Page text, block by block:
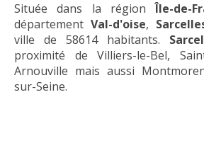
Située dans la régionÎle-de-
département Val-d'oise,
ville de 58614 habitants.
proximité de Villiers-le-Bel,
Arnouville mais aussi
sur-Seine.